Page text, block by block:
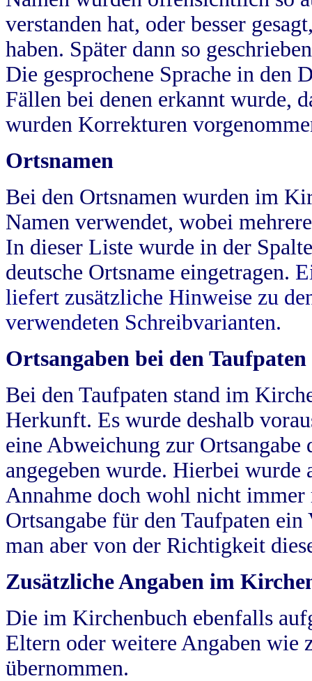
verstanden hat, oder besser
haben. Später dann so
Die gesprochene Sprache in
Fällen bei denen erkannt wurde,
wurden Korrekturen
Ortsnamen
Bei den Ortsnamen wurden im
Namen verwendet, wobei
In dieser Liste wurde in der
deutsche Ortsname eingetragen.
liefert zusätzliche Hinweise zu
verwendeten Schreibvarianten.
Ortsangaben bei den Taufpaten
Bei den Taufpaten stand im
Herkunft. Es wurde deshalb
eine Abweichung zur
angegeben wurde. Hierbei wurde
Annahme doch wohl nicht
Ortsangabe für den Taufpaten
man aber von der Richtigkeit
Zusätzliche Angaben im
Die im Kirchenbuch ebenfalls
Eltern oder weitere Angaben wie
übernommen.